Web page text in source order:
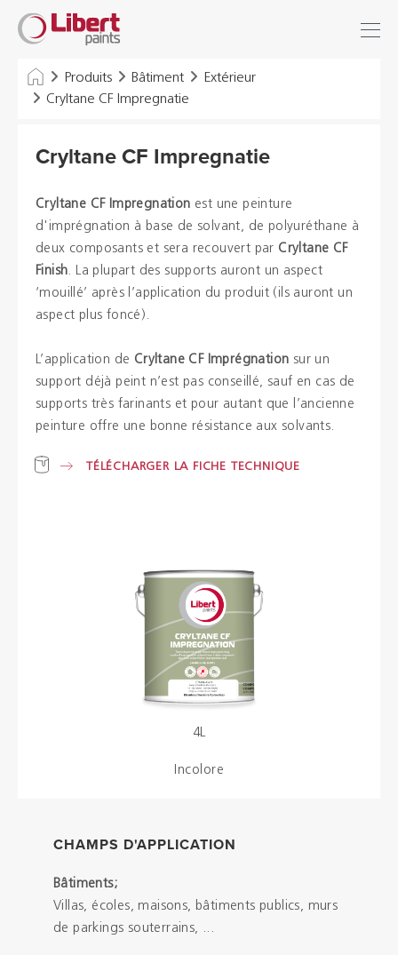
Libert
Paints Produits Bâtiment
Extérieur
Cryltane CF Impregnatie
Cryltane CF Impregnatie
Cryltane CF Impregnation est une peinture
d'imprégnation à base de solvant, de polyuréthane à
deux composants et sera recouvert par Cryltane CF
Finish. La plupart des supports auront un aspect
‘mouillé’ après l’application du produit (ils auront un
aspect plus foncé).
L’application de Cryltane CF Imprégnation sur un
support déjà peint n’est pas conseillé, sauf en cas de
supports très farinants et pour autant que l’ancienne
peinture offre une bonne résistance aux solvants.
TÉLÉCHARGER LA FICHE TECHNIQUE
4L
Incolore
CHAMPS D'APPLICATION
Bâtiments;
Villas, écoles, maisons, bâtiments publics, murs
de parkings souterrains, ...
BÂTIMENT
SOLS
SOLUTIONS D'HYGIÈNE
DILUANTS & DIVERS
Références
Aalterpaint